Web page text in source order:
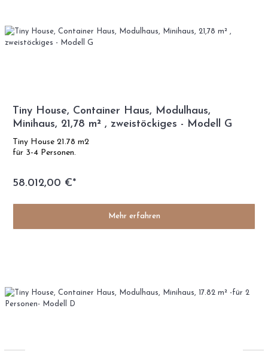
Tiny House, Container Haus, Modulhaus,
Minihaus, 21,78 m² , zweistöckiges - Modell G
Tiny House 21.78 m2
für 3-4 Personen.
58.012,00 €*
Mehr erfahren